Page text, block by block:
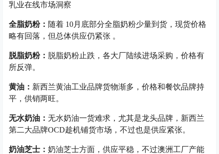
乳业在线市场洞察
全脂奶粉： 随着 10月底部分全脂奶粉少量到货，现货价格
略有回落，但总体供应仍紧张 。
脱脂奶粉： 脱脂奶粉止跌，各大厂陆续进场采购，价格有
所反弹。
黄油： 新西兰黄油工业品牌货物渐多，价格和餐饮品牌持
平，供销两旺。
无水奶油： 无水奶油一货难求，尤其是龙头品牌，新西兰
第二大品牌OCD趁机铺货市场，不过也是供应紧张。
奶油芝士： 奶油芝士方面，供应平稳，不过澳洲工厂产能